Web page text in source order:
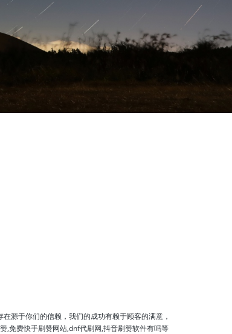
源于你们的信赖，我们的成功有赖于顾客的满意，
,免费快手刷赞网站,dnf代刷网,抖音刷赞软件有吗等